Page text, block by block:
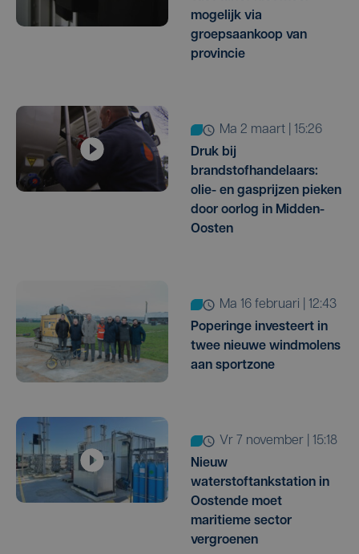
mogelijk via
groepsaankoop van
provincie
ma 2 maart | 15:26
Druk bij
brandstofhandelaars:
olie- en gasprijzen pieken
door oorlog in Midden-
Oosten
ma 16 februari | 12:43
Poperinge investeert in
twee nieuwe windmolens
aan sportzone
vr 7 november | 15:18
Nieuw
waterstoftankstation in
Oostende moet
maritieme sector
vergroenen